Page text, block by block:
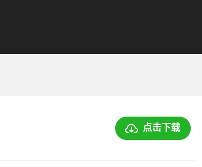
点击下载